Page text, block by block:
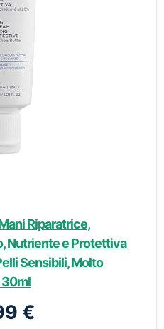
Riparatrice,
Nutriente e Protettiva
Sensibili, Molto
30ml
€